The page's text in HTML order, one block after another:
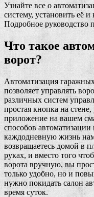
Узнайте все о
систему, установить её
Подробное руководство
Что такое
ворот?
Автоматизация
позволяет управлять
различных систем
простая кнопка на
приложение на вашем
способов автоматизации
каждодневную жизнь
возвращаетесь домой в
руках, и вместо того
ворота вручную, вы
только удобно, но и
нужно покидать салон
время суток.